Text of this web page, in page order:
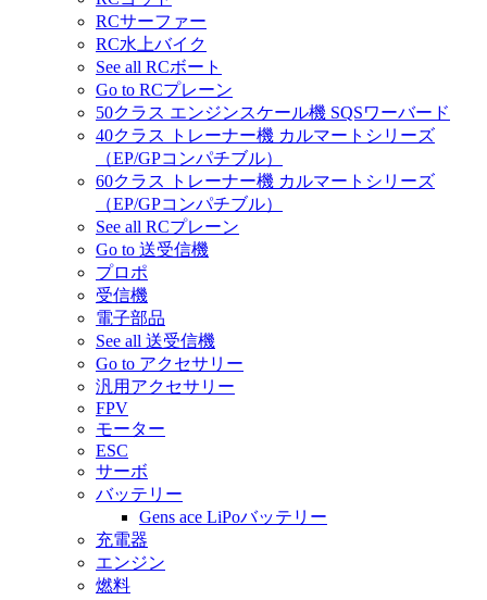
RCサーファー
RC水上バイク
See all RCボート
Go to RCプレーン
50クラス エンジンスケール機 SQSワーバード
40クラス トレーナー機 カルマートシリーズ
（EP/GPコンパチブル）
60クラス トレーナー機 カルマートシリーズ
（EP/GPコンパチブル）
See all RCプレーン
Go to 送受信機
プロポ
受信機
電子部品
See all 送受信機
Go to アクセサリー
汎用アクセサリー
FPV
モーター
ESC
サーボ
バッテリー
Gens ace LiPoバッテリー
充電器
エンジン
燃料